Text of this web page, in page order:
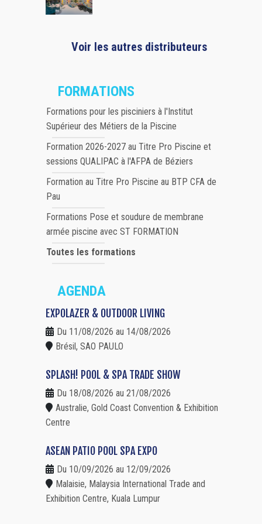
Voir les autres distributeurs
FORMATIONS
Formations pour les pisciniers à l'Institut
Supérieur des Métiers de la Piscine
Formation 2026-2027 au Titre Pro Piscine et
sessions QUALIPAC à l'AFPA de Béziers
Formation au Titre Pro Piscine au BTP CFA de
Pau
Formations Pose et soudure de membrane
armée piscine avec ST FORMATION
Toutes les formations
AGENDA
EXPOLAZER & OUTDOOR LIVING
Du 11/08/2026 au 14/08/2026
Brésil, SAO PAULO
SPLASH! POOL & SPA TRADE SHOW
Du 18/08/2026 au 21/08/2026
Australie, Gold Coast Convention & Exhibition
Centre
ASEAN PATIO POOL SPA EXPO
Du 10/09/2026 au 12/09/2026
Malaisie, Malaysia International Trade and
Exhibition Centre, Kuala Lumpur